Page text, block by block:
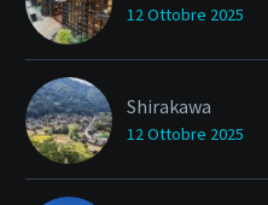
12 Ottobre 2025
Shirakawa
12 Ottobre 2025